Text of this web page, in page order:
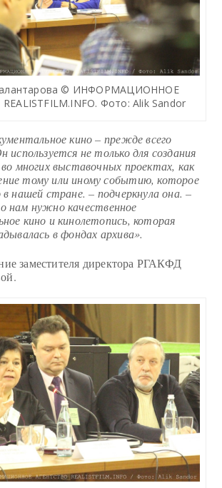
© ИНФОРМАЦИОННОЕ
Фото: Alik Sandor
кино – прежде всего
используется не только для создания
многих выставочных проектах, как
тому или иному событию, которое
в нашей стране. – подчеркнула она. –
нам нужно качественное
кино и кинолетопись, которая
в фондах архива».
заместителя директора РГАКФД